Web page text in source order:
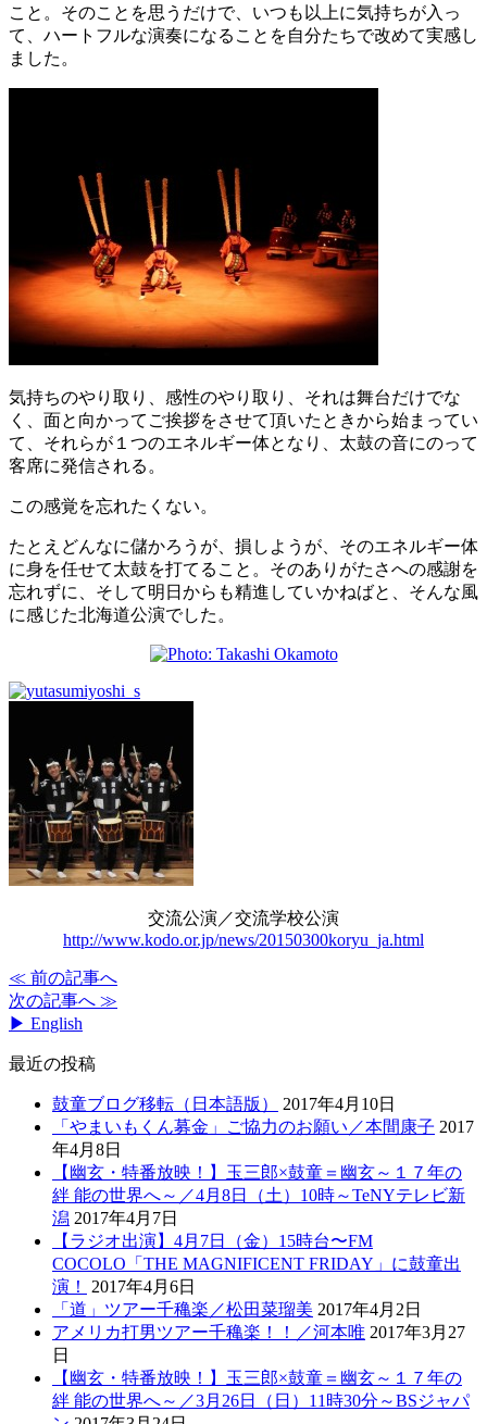
こと。そのことを思うだけで、いつも以上に気持ちが入っ
て、ハートフルな演奏になることを自分たちで改めて実感し
ました。
気持ちのやり取り、感性のやり取り、それは舞台だけでな
く、面と向かってご挨拶をさせて頂いたときから始まってい
て、それらが１つのエネルギー体となり、太鼓の音にのって
客席に発信される。
この感覚を忘れたくない。
たとえどんなに儲かろうが、損しようが、そのエネルギー体
に身を任せて太鼓を打てること。そのありがたさへの感謝を
忘れずに、そして明日からも精進していかねばと、そんな風
に感じた北海道公演でした。
交流公演／交流学校公演
http://www.kodo.or.jp/news/20150300koryu_ja.html
≪ 前の記事へ
次の記事へ ≫
▶ English
最近の投稿
鼓童ブログ移転（日本語版）
2017年4月10日
「やまいもくん募金」ご協力のお願い／本間康子 2017
年4月8日
【幽玄・特番放映！】玉三郎×鼓童＝幽玄～１７年の
絆 能の世界へ～／4月8日（土）10時～TeNYテレビ新
潟 2017年4月7日
【ラジオ出演】4月7日（金）15時台〜FM
COCOLO「THE MAGNIFICENT FRIDAY」に鼓童出
演！
2017年4月6日
「道」ツアー千穐楽／松田菜瑠美 2017年4月2日
アメリカ打男ツアー千穐楽！！／河本唯 2017年3月27
日
【幽玄・特番放映！】玉三郎×鼓童＝幽玄～１７年の
絆 能の世界へ～／3月26日（日）11時30分～BSジャパ